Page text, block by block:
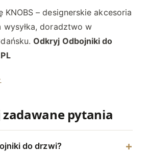
– designerskie akcesoria
wysyłka, doradztwo w
Odkryj Odbojniki do
zadawane pytania
do drzwi?